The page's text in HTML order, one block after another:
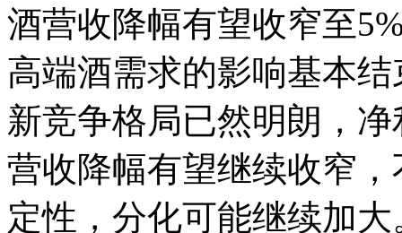
酒营收降幅有望收窄至
高端酒需求的影响基本
新竞争格局已然明朗，
营收降幅有望继续收窄
定性，分化可能继续加大